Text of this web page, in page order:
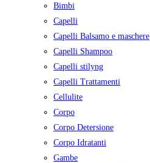
Bimbi
Capelli
Capelli Balsamo e maschere
Capelli Shampoo
Capelli stilyng
Capelli Trattamenti
Cellulite
Corpo
Corpo Detersione
Corpo Idratanti
Gambe